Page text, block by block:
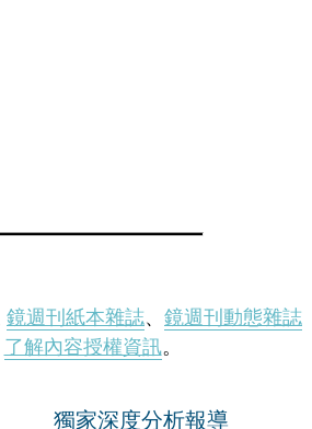
鏡週刊紙本雜誌、 鏡週刊動態雜誌
了解內容授權資訊。
獨家深度分析報導